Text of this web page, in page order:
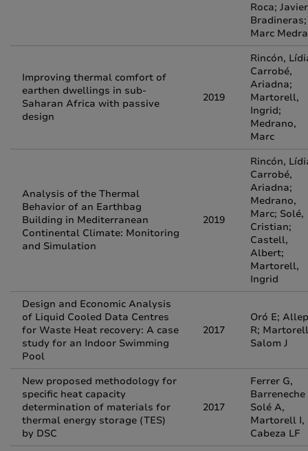
Roca; Javier
Bradineras;
Marc
Improving thermal comfort of
earthen dwellings in sub-
Saharan Africa with passive
design
2019
Rincón,
Carrobé,
Ariadna;
Martorell,
Ingrid;
Medrano,
Marc
Analysis of the Thermal
Behavior of an Earthbag
Building in Mediterranean
Continental Climate: Monitoring
and Simulation
2019
Rincón,
Carrobé,
Ariadna;
Medrano,
Marc; Solé,
Cristian;
Castell,
Albert;
Martorell,
Ingrid
Design and Economic Analysis
of Liquid Cooled Data Centres
for Waste Heat recovery: A case
study for an Indoor Swimming
Pool
2017
Oró E;
R;
Salom J
New proposed methodology for
specific heat capacity
determination of materials for
thermal energy storage (TES)
by DSC
2017
Ferrer G,
Barreneche
Solé A,
Martorell I,
Cabeza LF